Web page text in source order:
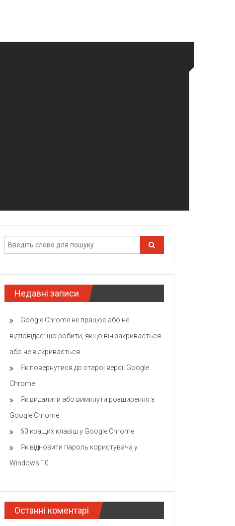
Недавні записи
Google Chrome не працює або не
відповідає: що робити, якщо він закривається
або не відкривається
Як повернутися до старої версії Google
Chrome
Як видалити або вимкнути розширення з
Google Chrome
60 кращих клавіш у Google Chrome
Як відновити пароль користувача у
Windows 10
Останні коментарі